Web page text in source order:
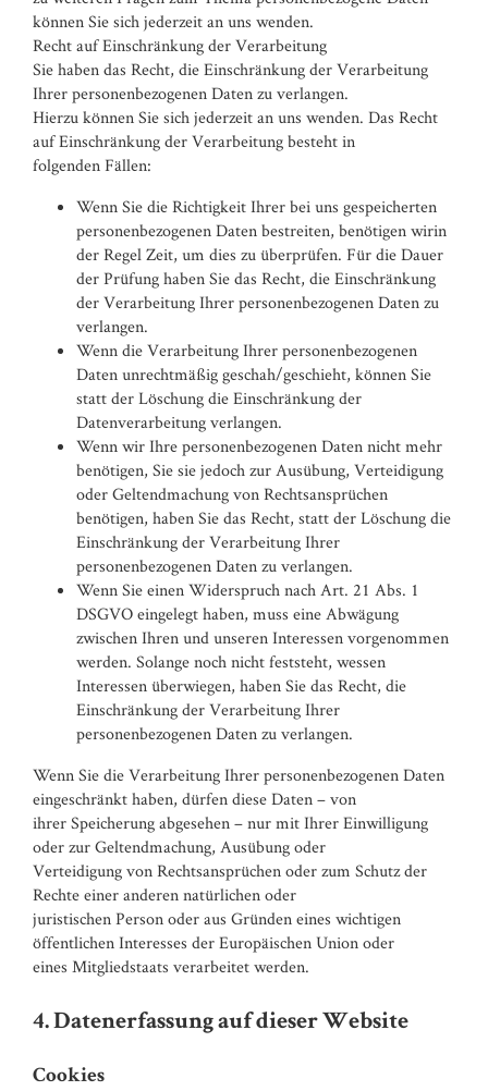
können Sie sich jederzeit an uns wenden.
Recht auf Einschränkung der Verarbeitung
Sie haben das Recht, die Einschränkung der Verarbeitung
Ihrer personenbezogenen Daten zu verlangen.
Hierzu können Sie sich jederzeit an uns wenden. Das Recht
auf Einschränkung der Verarbeitung besteht in
folgenden Fällen:
Wenn Sie die Richtigkeit Ihrer bei uns gespeicherten
personenbezogenen Daten bestreiten, benötigen wirin
der Regel Zeit, um dies zu überprüfen. Für die Dauer
der Prüfung haben Sie das Recht, die Einschränkung
der Verarbeitung Ihrer personenbezogenen Daten zu
verlangen.
Wenn die Verarbeitung Ihrer personenbezogenen
Daten unrechtmäßig geschah/geschieht, können Sie
statt der Löschung die Einschränkung der
Datenverarbeitung verlangen.
Wenn wir Ihre personenbezogenen Daten nicht mehr
benötigen, Sie sie jedoch zur Ausübung, Verteidigung
oder Geltendmachung von Rechtsansprüchen
benötigen, haben Sie das Recht, statt der Löschung die
Einschränkung der Verarbeitung Ihrer
personenbezogenen Daten zu verlangen.
Wenn Sie einen Widerspruch nach Art. 21 Abs. 1
DSGVO eingelegt haben, muss eine Abwägung
zwischen Ihren und unseren Interessen vorgenommen
werden. Solange noch nicht feststeht, wessen
Interessen überwiegen, haben Sie das Recht, die
Einschränkung der Verarbeitung Ihrer
personenbezogenen Daten zu verlangen.
Wenn Sie die Verarbeitung Ihrer personenbezogenen Daten
eingeschränkt haben, dürfen diese Daten – von
ihrer Speicherung abgesehen – nur mit Ihrer Einwilligung
oder zur Geltendmachung, Ausübung oder
Verteidigung von Rechtsansprüchen oder zum Schutz der
Rechte einer anderen natürlichen oder
juristischen Person oder aus Gründen eines wichtigen
öffentlichen Interesses der Europäischen Union oder
eines Mitgliedstaats verarbeitet werden.
4. Datenerfassung auf dieser Website
Cookies